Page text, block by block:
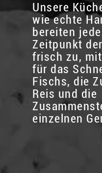
Unsere
wie echte
bereiten
Zeitpunkt
frisch zu,
für das
Fischs, die
Reis und die
einzelnen